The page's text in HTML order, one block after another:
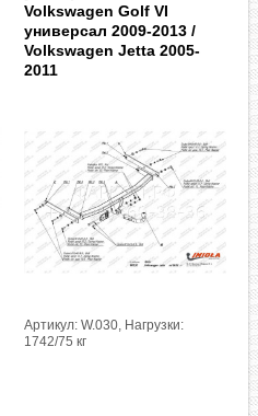
Volkswagen Golf VI
универсал 2009-2013 /
Volkswagen Jetta 2005-
2011
Артикул: W.030, Нагрузки:
1742/75 кг